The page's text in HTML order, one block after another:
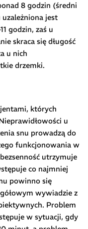
8 godzin (średni
uzależniona jest
godzin, zaś u
skraca się długość
u nich
drzemki.
których
u
snu prowadzą do
funkcjonowania w
utrzymuje
co najmniej
powinno się
wywiadzie z
Problem
w sytuacji, gdy